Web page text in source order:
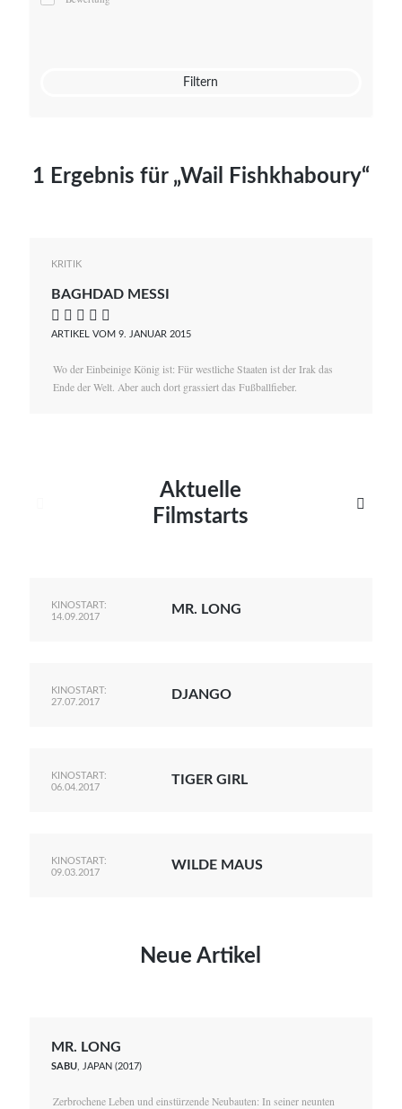
Mato von Vogelstein
Filtern
1 Ergebnis für „Wail Fishkhaboury“
KRITIK
BAGHDAD MESSI
    
ARTIKEL VOM 9. JANUAR 2015
Wo der Einbeinige König ist: Für westliche Staaten ist der Irak das
Ende der Welt. Aber auch dort grassiert das Fußballfieber.
Aktuelle
Filmstarts

KINOSTART:
14.09.2017
MR. LONG
KINOSTART:
27.07.2017
DJANGO
KINOSTART:
06.04.2017
TIGER GIRL
KINOSTART:
09.03.2017
WILDE MAUS
Neue Artikel
MR. LONG
SABU, JAPAN (2017)
Zerbrochene Leben und einstürzende Neubauten: In seiner neunten